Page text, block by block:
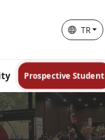
TR
Prospective Student